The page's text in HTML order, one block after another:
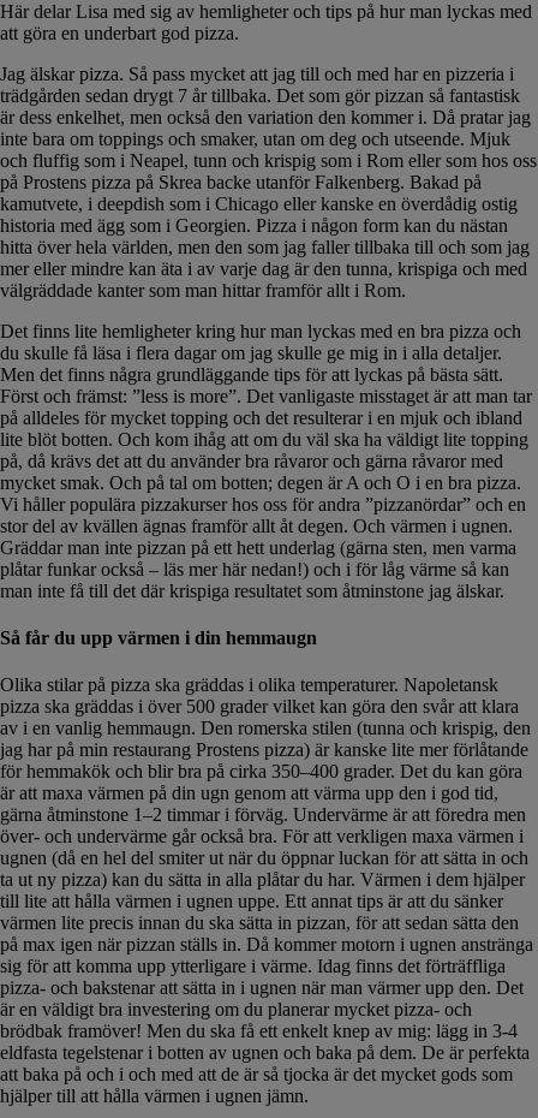
Här delar Lisa med sig av hemligheter och tips på hur man lyckas med
att göra en underbart god pizza.
Jag älskar pizza. Så pass mycket att jag till och med har en pizzeria i
trädgården sedan drygt 7 år tillbaka. Det som gör pizzan så fantastisk
är dess enkelhet, men också den variation den kommer i. Då pratar jag
inte bara om toppings och smaker, utan om deg och utseende. Mjuk
och fluffig som i Neapel, tunn och krispig som i Rom eller som hos oss
på Prostens pizza på Skrea backe utanför Falkenberg. Bakad på
kamutvete, i deepdish som i Chicago eller kanske en överdådig ostig
historia med ägg som i Georgien. Pizza i någon form kan du nästan
hitta över hela världen, men den som jag faller tillbaka till och som jag
mer eller mindre kan äta i av varje dag är den tunna, krispiga och med
välgräddade kanter som man hittar framför allt i Rom.
Det finns lite hemligheter kring hur man lyckas med en bra pizza och
du skulle få läsa i flera dagar om jag skulle ge mig in i alla detaljer.
Men det finns några grundläggande tips för att lyckas på bästa sätt.
Först och främst: ”less is more”. Det vanligaste misstaget är att man tar
på alldeles för mycket topping och det resulterar i en mjuk och ibland
lite blöt botten. Och kom ihåg att om du väl ska ha väldigt lite topping
på, då krävs det att du använder bra råvaror och gärna råvaror med
mycket smak. Och på tal om botten; degen är A och O i en bra pizza.
Vi håller populära pizzakurser hos oss för andra ”pizzanördar” och en
stor del av kvällen ägnas framför allt åt degen. Och värmen i ugnen.
Gräddar man inte pizzan på ett hett underlag (gärna sten, men varma
plåtar funkar också – läs mer här nedan!) och i för låg värme så kan
man inte få till det där krispiga resultatet som åtminstone jag älskar.
Så får du upp värmen i din hemmaugn
Olika stilar på pizza ska gräddas i olika temperaturer. Napoletansk
pizza ska gräddas i över 500 grader vilket kan göra den svår att klara
av i en vanlig hemmaugn. Den romerska stilen (tunna och krispig, den
jag har på min restaurang Prostens pizza) är kanske lite mer förlåtande
för hemmakök och blir bra på cirka 350–400 grader. Det du kan göra
är att maxa värmen på din ugn genom att värma upp den i god tid,
gärna åtminstone 1–2 timmar i förväg. Undervärme är att föredra men
över- och undervärme går också bra. För att verkligen maxa värmen i
ugnen (då en hel del smiter ut när du öppnar luckan för att sätta in och
ta ut ny pizza) kan du sätta in alla plåtar du har. Värmen i dem hjälper
till lite att hålla värmen i ugnen uppe. Ett annat tips är att du sänker
värmen lite precis innan du ska sätta in pizzan, för att sedan sätta den
på max igen när pizzan ställs in. Då kommer motorn i ugnen anstränga
sig för att komma upp ytterligare i värme. Idag finns det förträffliga
pizza- och bakstenar att sätta in i ugnen när man värmer upp den. Det
är en väldigt bra investering om du planerar mycket pizza- och
brödbak framöver! Men du ska få ett enkelt knep av mig: lägg in 3-4
eldfasta tegelstenar i botten av ugnen och baka på dem. De är perfekta
att baka på och i och med att de är så tjocka är det mycket gods som
hjälper till att hålla värmen i ugnen jämn.